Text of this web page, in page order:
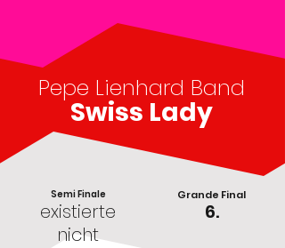
Pepe Lienhard Band
Swiss Lady
Semi Finale
existierte
nicht
Grande Final
6.